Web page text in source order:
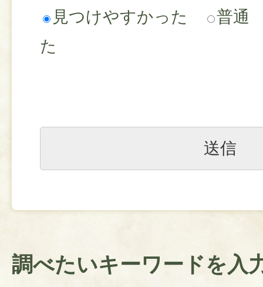
見つけやすかった
普通
た
調べたいキーワードを入